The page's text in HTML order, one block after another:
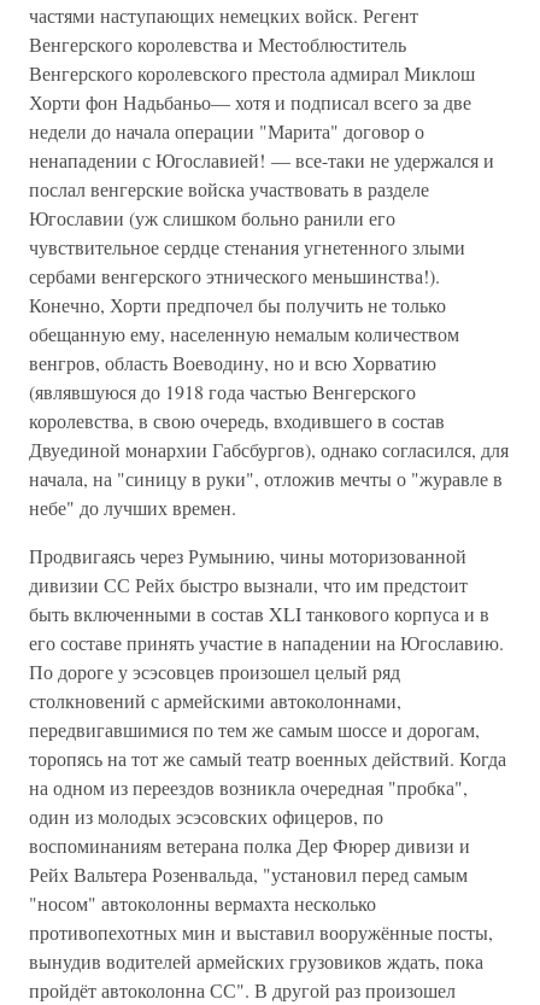
частями наступающих немецких войск. Регент
Венгерского королевства и Местоблюститель
Венгерского королевского престола адмирал Миклош
Хорти фон Надьбаньо— хотя и подписал всего за две
недели до начала операции "Марита" договор о
ненападении с Югославией! — все-таки не удержался и
послал венгерские войска участвовать в разделе
Югославии (уж слишком больно ранили его
чувствительное сердце стенания угнетенного злыми
сербами венгерского этнического меньшинства!).
Конечно, Хорти предпочел бы получить не только
обещанную ему, населенную немалым количеством
венгров, область Воеводину, но и всю Хорватию
(являвшуюся до 1918 года частью Венгерского
королевства, в свою очередь, входившего в состав
Двуединой монархии Габсбургов), однако согласился, для
начала, на "синицу в руки", отложив мечты о "журавле в
небе" до лучших времен.
Продвигаясь через Румынию, чины моторизованной
дивизии СС Рейх быстро вызнали, что им предстоит
быть включенными в состав XLI танкового корпуса и в
его составе принять участие в нападении на Югославию.
По дороге у эсэсовцев произошел целый ряд
столкновений с армейскими автоколоннами,
передвигавшимися по тем же самым шоссе и дорогам,
торопясь на тот же самый театр военных действий. Когда
на одном из переездов возникла очередная "пробка",
один из молодых эсэсовских офицеров, по
воспоминаниям ветерана полка Дер Фюрер дивизи и
Рейх Вальтера Розенвальда, "установил перед самым
"носом" автоколонны вермахта несколько
противопехотных мин и выставил вооружённые посты,
вынудив водителей армейских грузовиков ждать, пока
пройдёт автоколонна СС". В другой раз произошел